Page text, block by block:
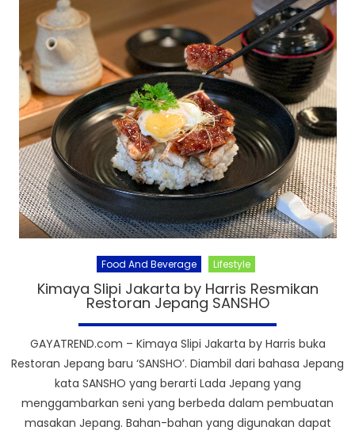
Food And Beverage Lifestyle
Kimaya Slipi Jakarta by Harris Resmikan
Restoran Jepang SANSHO
GAYATREND.com – Kimaya Slipi Jakarta by Harris buka
Restoran Jepang baru ‘SANSHO’. Diambil dari bahasa Jepang
kata SANSHO yang berarti Lada Jepang yang
menggambarkan seni yang berbeda dalam pembuatan
masakan Jepang. Bahan-bahan yang digunakan dapat